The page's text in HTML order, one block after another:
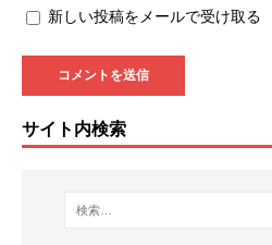
新しい投稿をメールで受け取る
サイト内検索